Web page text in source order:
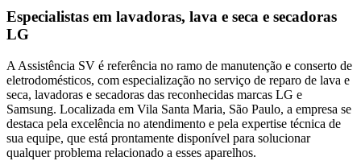
Especialistas em lavadoras, lava e seca e secadoras
LG
A Assistência SV é referência no ramo de manutenção e conserto de
eletrodomésticos, com especialização no serviço de reparo de lava e
seca, lavadoras e secadoras das reconhecidas marcas LG e
Samsung. Localizada em Vila Santa Maria, São Paulo, a empresa se
destaca pela excelência no atendimento e pela expertise técnica de
sua equipe, que está prontamente disponível para solucionar
qualquer problema relacionado a esses aparelhos.